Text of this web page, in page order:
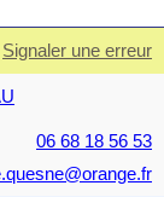
Signaler une erreur
06 68 18 56 53